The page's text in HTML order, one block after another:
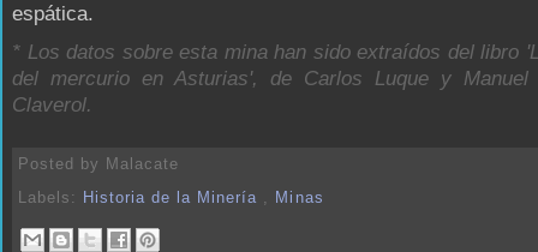
espática.
* Los datos sobre esta mina han sido extraídos del libro
del mercurio en Asturias', de Carlos Luque y Manuel
Claverol.
Posted by Malacate
Labels:
Historia de la Minería Minas